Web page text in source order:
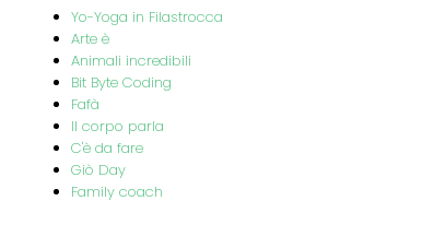
Yo-Yoga in Filastrocca
Arte è
Animali incredibili
Bit Byte Coding
Fafà
Il corpo parla
C'è da fare
Giò Day
Family coach